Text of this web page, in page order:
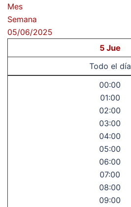
Mes
Semana
05/06/2025
5 Jue
Todo el día
00:00
01:00
02:00
03:00
04:00
05:00
06:00
07:00
08:00
09:00